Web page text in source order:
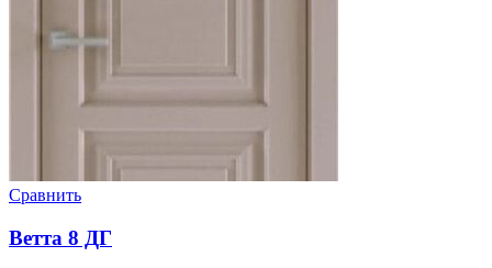
Сравнить
Ветта 8 ДГ